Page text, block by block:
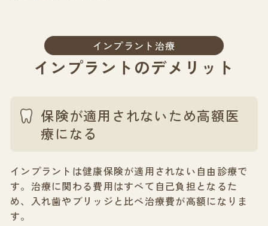
インプラント治療
インプラントのデメリット
保険が適用されないため高額医
療になる
インプラントは健康保険が適用されない自由診療で
す。治療に関わる費用はすべて自己負担となるた
め、入れ歯やブリッジと比べ治療費が高額になりま
す。